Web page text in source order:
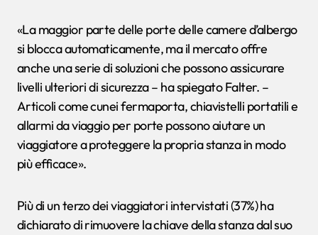
«La maggior parte delle porte delle camere d’albergo
si blocca automaticamente, ma il mercato offre
anche una serie di soluzioni che possono assicurare
livelli ulteriori di sicurezza – ha spiegato Falter. –
Articoli come cunei fermaporta, chiavistelli portatili e
allarmi da viaggio per porte possono aiutare un
viaggiatore a proteggere la propria stanza in modo
più efficace».
Più di un terzo dei viaggiatori intervistati (37%) ha
dichiarato di rimuovere la chiave della stanza dal suo